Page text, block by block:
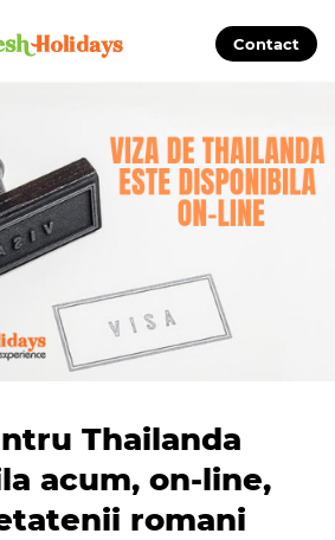
Contact
Thailanda
acum, on-line,
romani